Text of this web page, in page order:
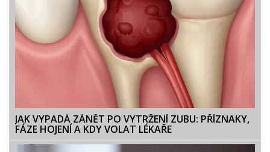
JAK VYPADÁ ZÁNĚT PO VYTRŽENÍ ZUBU: PŘÍZNAKY,
FÁZE HOJENÍ A KDY VOLAT LÉKAŘE